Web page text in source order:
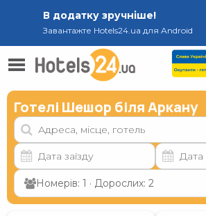
В додатку зручніше!
Завантажте Hotels24.ua для Android
Готелі Шешор біля Аркану
Номерів: 1 · Дорослих: 2